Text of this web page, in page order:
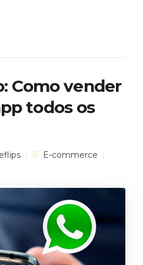
Como vender
todos os
eflips
E-commerce